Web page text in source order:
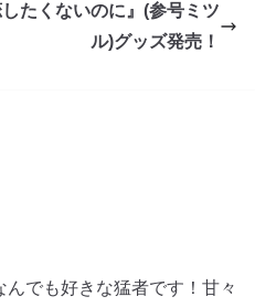
たくないのに』(参号ミツ
ル)グッズ発売！
でも好きな猛者です！甘々